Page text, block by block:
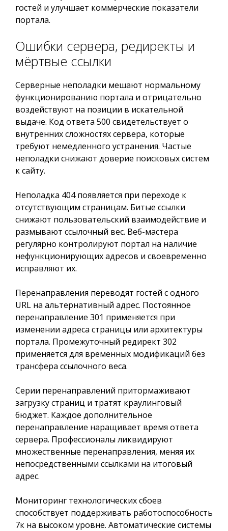
гостей и улучшает коммерческие показатели
портала.
Ошибки сервера, редиректы и
мёртвые ссылки
Серверные неполадки мешают нормальному
функционированию портала и отрицательно
воздействуют на позиции в искательной
выдаче. Код ответа 500 свидетельствует о
внутренних сложностях сервера, которые
требуют немедленного устранения. Частые
неполадки снижают доверие поисковых систем
к сайту.
Неполадка 404 появляется при переходе к
отсутствующим страницам. Битые ссылки
снижают пользовательский взаимодействие и
размывают ссылочный вес. Веб-мастера
регулярно контролируют портал на наличие
нефункционирующих адресов и своевременно
исправляют их.
Перенаправления переводят гостей с одного
URL на альтернативный адрес. Постоянное
перенаправление 301 применяется при
изменении адреса страницы или архитектуры
портала. Промежуточный редирект 302
применяется для временных модификаций без
трансфера ссылочного веса.
Серии перенаправлений притормаживают
загрузку страниц и тратят краулинговый
бюджет. Каждое дополнительное
перенаправление наращивает время ответа
сервера. Профессионалы ликвидируют
множественные перенаправления, меняя их
непосредственными ссылками на итоговый
адрес.
Мониторинг технологических сбоев
способствует поддерживать работоспособность
7к на высоком уровне. Автоматические системы